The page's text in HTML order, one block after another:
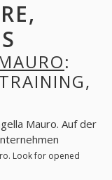
:
Mauro. Auf der
Look for opened